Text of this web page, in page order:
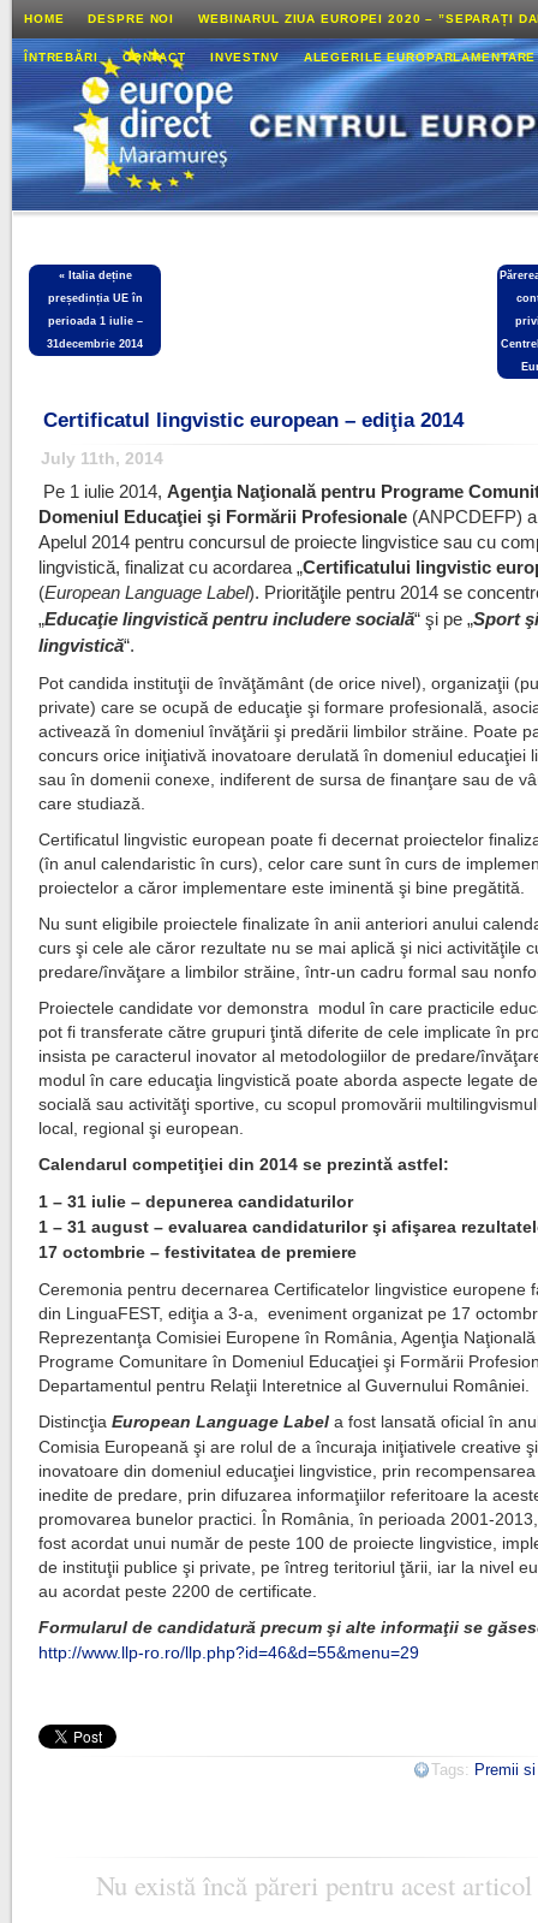
HOME DESPRE NOI WEBINARUL ZIUA EUROPEI 2020 – ”SEPARAȚI
ÎNTREBĂRI CONTACT INVESTNV ALEGERILE
« Italia deține
președinția UE în
perioada 1 iulie –
31decembrie 2014
Certificatul lingvistic european – ediţia 2014
July 11th, 2014
Pe 1 iulie 2014,Agenţia Naţională pentru Programe
Domeniul Educaţiei şi Formării Profesionale (ANPCDEFP)
Apelul 2014 pentru concursul de proiecte lingvistice sau cu
lingvistică, finalizat cu acordarea „Certificatului lingvistic
(European Language Label). Priorităţile pentru 2014 se
„Educaţie lingvistică pentru includere socială“ şi pe „Sport
lingvistică“.
Pot candida instituţii de învăţământ (de orice nivel), organizaţii
private) care se ocupă de educaţie şi formare profesională,
activează în domeniul învăţării şi predării limbilor străine. Poate
concurs orice iniţiativă inovatoare derulată în domeniul educaţiei
sau în domenii conexe, indiferent de sursa de finanţare sau de
care studiază.
Certificatul lingvistic european poate fi decernat proiectelor
(în anul calendaristic în curs), celor care sunt în curs de
proiectelor a căror implementare este iminentă şi bine pregătită.
Nu sunt eligibile proiectele finalizate în anii anteriori anului
curs şi cele ale căror rezultate nu se mai aplică şi nici activităţile
predare/învăţare a limbilor străine, într-un cadru formal sau
Proiectele candidate vor demonstra modul în care practicile
pot fi transferate către grupuri ţintă diferite de cele implicate în
insista pe caracterul inovator al metodologiilor de predare/
modul în care educaţia lingvistică poate aborda aspecte legate
socială sau activităţi sportive, cu scopul promovării
local, regional şi european.
Calendarul competiţiei din 2014 se prezintă astfel:
1 – 31 iulie – depunerea candidaturilor
1 – 31 august – evaluarea candidaturilor şi afişarea
17 octombrie – festivitatea de premiere
Ceremonia pentru decernarea Certificatelor lingvistice europene
din LinguaFEST, ediţia a 3-a, eveniment organizat pe 17
Reprezentanţa Comisiei Europene în România, Agenţia
Programe Comunitare în Domeniul Educaţiei şi Formării
Departamentul pentru Relaţii Interetnice al Guvernului României.
DistincţiaEuropean Language Labela fost lansată oficial în
Comisia Europeană şi are rolul de a încuraja iniţiativele creative şi
inovatoare din domeniul educaţiei lingvistice, prin
inedite de predare, prin difuzarea informaţiilor referitoare la
promovarea bunelor practici. În România, în perioada 2001-
fost acordat unui număr de peste 100 de proiecte lingvistice,
de instituţii publice şi private, pe întreg teritoriul ţării, iar la nivel
au acordat peste 2200 de certificate.
Formularul de candidatură precum şi alte informaţii se
http://www.llp-ro.ro/llp.php?id=46&d=55&menu=29
Tags: Premii
Nu există încă păreri pentru acest articol